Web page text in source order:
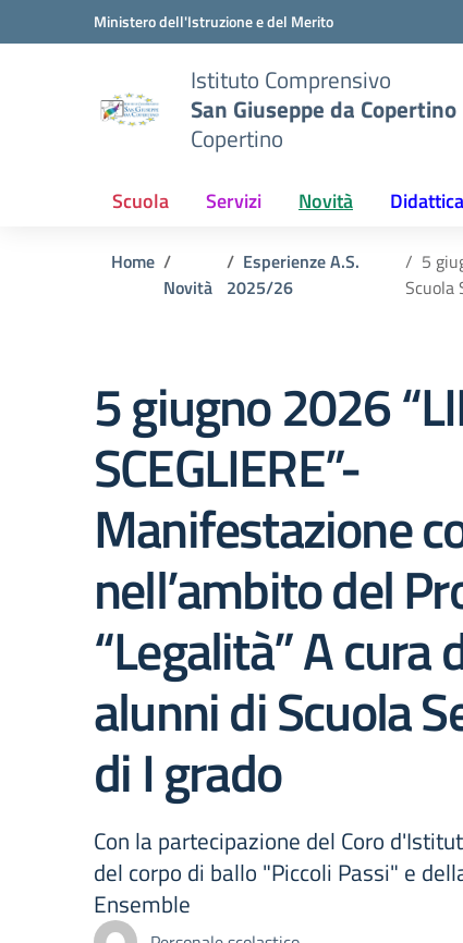
Vai ai contenuti
Vai al menu di navigazioneMinistero dell'Istruzione e del Merito
Istituto Comprensivo
San Giuseppe da Copertino
Copertino
Scuola Servizi Novità Didattica
Home
Novità
Esperienze A.S.
2025/26
5
Scuola
5 giugno 2026
SCEGLIERE”-
Manifestazione
nell’ambito del
“Legalità” A cura
alunni di Scuola
di I grado
Con la partecipazione del Coro
del corpo di ballo "Piccoli Passi" e
Ensemble